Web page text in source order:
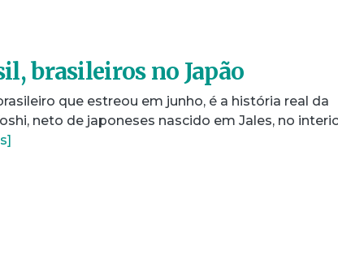
brasileiros no Japão
que estreou em junho, é a história real da
neto de japoneses nascido em Jales, no